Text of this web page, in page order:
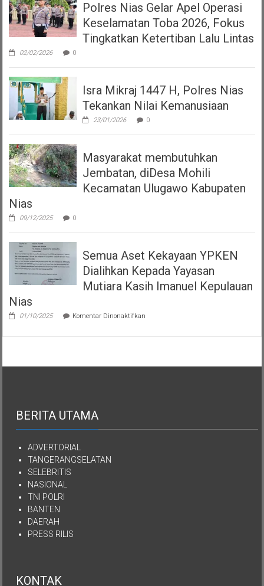
Polres Nias Gelar Apel Operasi
Keselamatan Toba 2026, Fokus
Tingkatkan Ketertiban Lalu Lintas
02/02/2026 0
Isra Mikraj 1447 H, Polres Nias
Tekankan Nilai Kemanusiaan
23/01/2026 0
Masyarakat membutuhkan
Jembatan, diDesa Mohili
Kecamatan Ulugawo Kabupaten
Nias
09/12/2025 0
Semua Aset Kekayaan YPKEN
Dialihkan Kepada Yayasan
Mutiara Kasih Imanuel Kepulauan
Nias
01/10/2025 Komentar Dinonaktifkan
BERITA UTAMA
ADVERTORIAL
TANGERANGSELATAN
SELEBRITIS
NASIONAL
TNI POLRI
BANTEN
DAERAH
PRESS RILIS
KONTAK